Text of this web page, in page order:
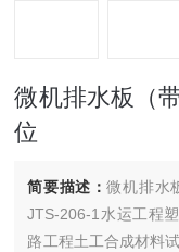
微机排水板（
位
简要描述：微机排水
JTS-206-1水运工程
路工程土工合成材料